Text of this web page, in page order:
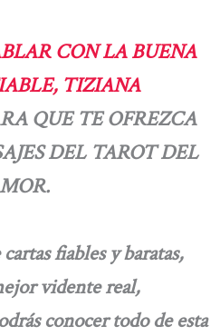
CON LA BUENA
TIZIANA
QUE TE OFREZCA
DEL TAROT DEL
fiables y baratas,
vidente real,
conocer todo de esta